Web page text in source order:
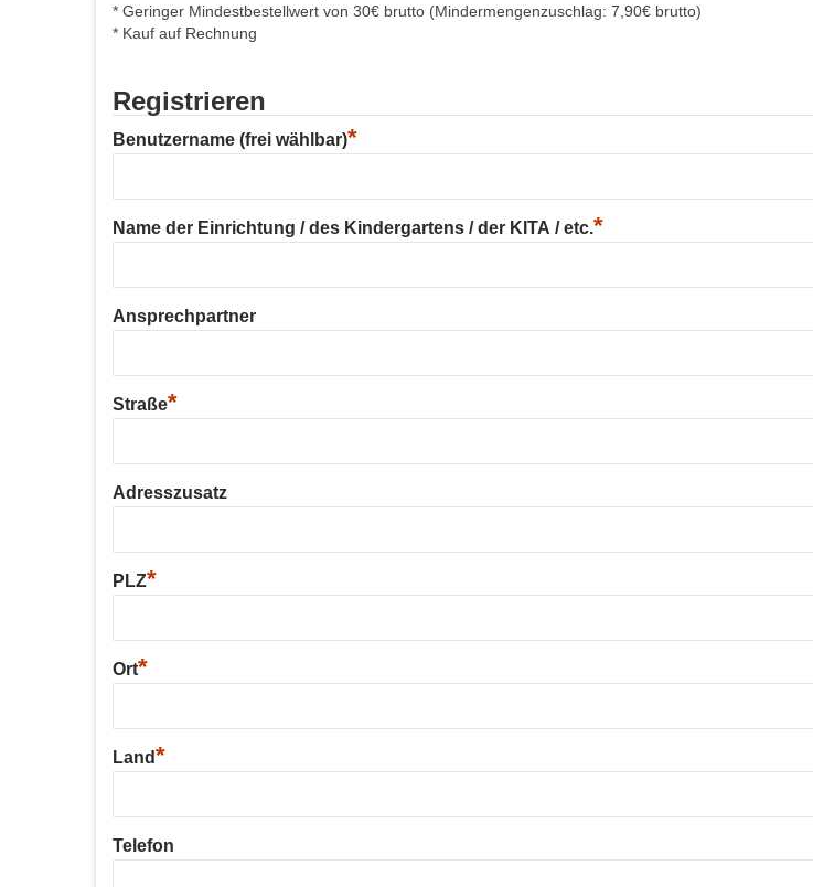
* Geringer Mindestbestellwert von 30€ brutto (Mindermengenzuschlag: 7,90€ brutto)
* Kauf auf Rechnung
Registrieren
Benutzername (frei wählbar)*
Name der Einrichtung / des Kindergartens / der KITA / etc.*
Ansprechpartner
Straße*
Adresszusatz
PLZ*
Ort*
Land*
Telefon